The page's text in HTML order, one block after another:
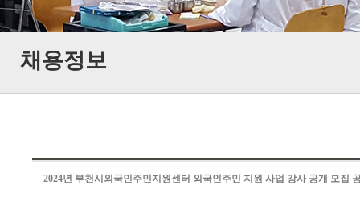
채용정보
2024년 부천시외국인주민지원센터 외국인주민 지원 사업 강사 공개 모집